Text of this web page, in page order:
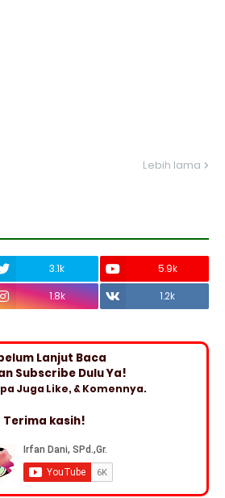
Lebih lama
3.1k
5.9k
1.8k 1.2k
Lanjut Baca
Subscribe Dulu Ya!
Juga Like, & Komennya.
Terima kasih!